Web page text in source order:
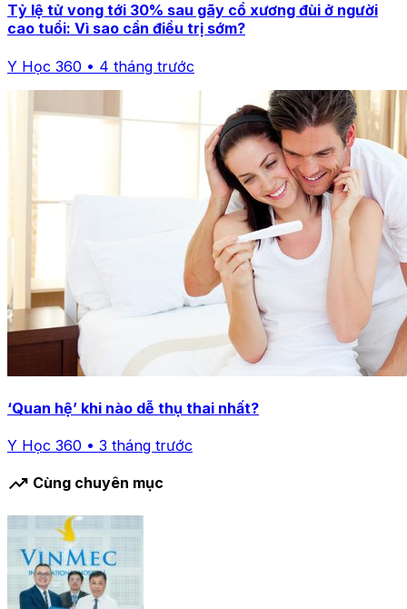
Tỷ lệ tử vong tới 30% sau gãy cổ xương đùi ở người
cao tuổi: Vì sao cần điều trị sớm?
Y Học 360 • 4 tháng trước
‘Quan hệ’ khi nào dễ thụ thai nhất?
Y Học 360 • 3 tháng trước
trending_up Cùng chuyên mục